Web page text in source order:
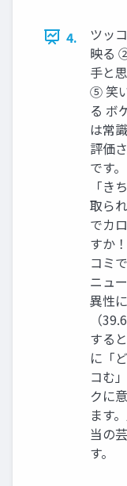
4.
ツッ
映る
手と
⑤ 笑
る ボ
は常
評価
です
「き
取ら
でカ
すか
コミ
ニュ
異性
（
する
に「
コむ
クに
ます
当の
す。